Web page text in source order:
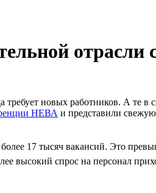
отрасли
требует новых работников. А те
НЕВА и представили
17 тысяч вакансий. Это
высокий спрос на персонал